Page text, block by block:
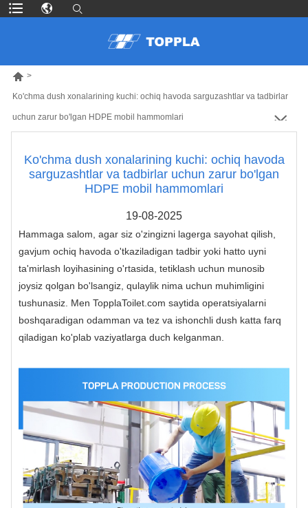
 >
Ko'chma dush xonalarining kuchi: ochiq havoda sarguzashtlar va tadbirlar
uchun zarur bo'lgan HDPE mobil hammomlari
Ko'chma dush xonalarining kuchi: ochiq havoda
sarguzashtlar va tadbirlar uchun zarur bo'lgan
HDPE mobil hammomlari
19-08-2025
Hammaga salom, agar siz o'zingizni lagerga sayohat qilish,
gavjum ochiq havoda o'tkaziladigan tadbir yoki hatto uyni
ta'mirlash loyihasining o'rtasida, tetiklash uchun munosib
joysiz qolgan bo'lsangiz, qulaylik nima uchun muhimligini
tushunasiz. Men TopplaToilet.com saytida operatsiyalarni
boshqaradigan odamman va tez va ishonchli dush katta farq
qiladigan ko'plab vaziyatlarga duch kelganman.